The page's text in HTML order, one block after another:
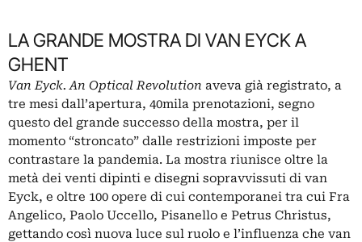
LA GRANDE MOSTRA DI VAN EYCK A
GHENT
Van Eyck. An Optical Revolution aveva già registrato, a
tre mesi dall’apertura, 40mila prenotazioni, segno
questo del grande successo della mostra, per il
momento “stroncato” dalle restrizioni imposte per
contrastare la pandemia. La mostra riunisce oltre la
metà dei venti dipinti e disegni sopravvissuti di van
Eyck, e oltre 100 opere di cui contemporanei tra cui Fra
Angelico, Paolo Uccello, Pisanello e Petrus Christus,
gettando così nuova luce sul ruolo e l’influenza che van